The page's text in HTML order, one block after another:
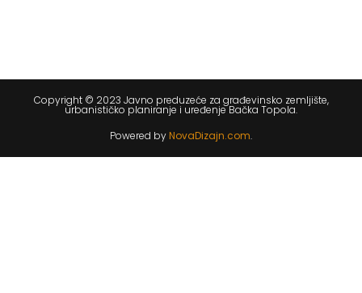
Copyright © 2023 Javno preduzeće za građevinsko zemljište,
urbanističko planiranje i uređenje Bačka Topola.
Powered byNovaDizajn.com.